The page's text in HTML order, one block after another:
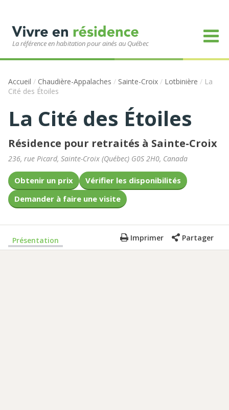
La référence en habitation pour ainés au Québec
Accueil / Chaudière-Appalaches / Sainte-Croix / Lotbinière / La
Cité des Étoiles
La Cité des Étoiles
Résidence pour retraités à Sainte-Croix
236, rue Picard, Sainte-Croix (Québec) G0S 2H0, Canada
Obtenir un prix
Vérifier les disponibilités
Demander à faire une visite
Présentation Imprimer Partager